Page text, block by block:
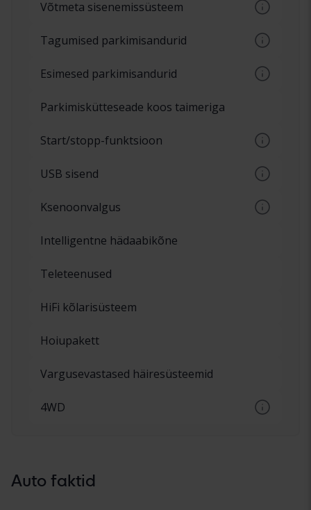
võimalusega kliimaseade
Võtmeta sisenemissüsteem
Nimetatakse ka Keyless-go
Tagumised parkimisandurid
hoiatavad auto taga olevate takistuste eest
Esimesed parkimisandurid
olevate takistuste eest.
Parkimiskütteseade koos taimeriga
Start/stopp-funktsioon
väljalülitamine valgusfooride juures.
USB sisend
Mobiilse seadme ühendamine USB-pistiku
kaudu
Ksenoonvalgus
valgeks, kui lamp on külmunud.
Intelligentne hädaabikõne
Teleteenused
HiFi kõlarisüsteem
Hoiupakett
Vargusevastased häiresüsteemid
4WD
Auto faktid